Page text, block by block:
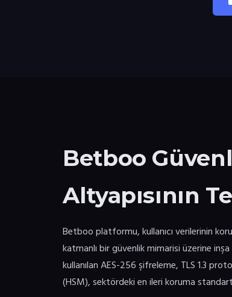
Betboo
Altyapısının
Betboo platformu, kullanıcı verilerinin
katmanlı bir güvenlik mimarisi üzerine
kullanılan AES-256 şifreleme, TLS 1.3
(HSM), sektördeki en ileri koruma